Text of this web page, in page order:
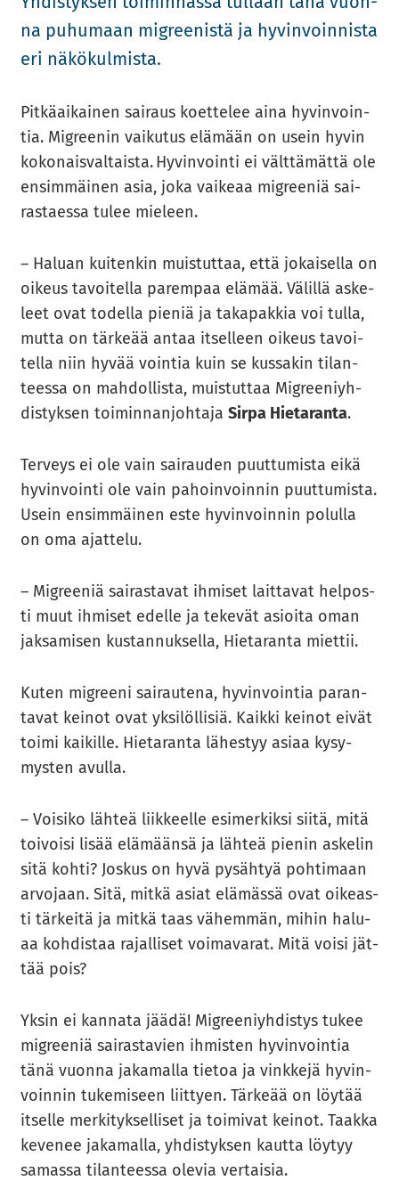
na pu­hu­maan migree­nis­tä ja hy­vin­voin­nis­ta
eri nä­kö­kul­mis­ta.
Pit­kä­ai­kai­nen sai­raus koet­te­lee aina hy­vin­voin­
tia. Migree­nin vai­ku­tus elä­mään on usein hyvin
ko­ko­nais­val­tais­ta. Hy­vin­voin­ti ei vält­tä­mät­tä ole
en­sim­mäi­nen asia, joka vai­ke­aa migree­niä sai­
ras­taes­sa tulee mie­leen.
– Ha­luan kui­ten­kin muis­tut­taa, että jo­kai­sel­la on
oi­keus ta­voi­tel­la pa­rem­paa elä­mää. Vä­lil­lä as­ke­
leet ovat to­del­la pie­niä ja ta­ka­pak­kia voi tulla,
mutta on tär­ke­ää antaa it­sel­leen oi­keus ta­voi­
tel­la niin hyvää voin­tia kuin se kus­sa­kin ti­lan­
tees­sa on mah­dol­lis­ta, muis­tut­taa Migree­niyh­
dis­tyk­sen toi­min­nan­joh­ta­ja Sirpa Hie­ta­ran­ta.
Ter­veys ei ole vain sai­rau­den puut­tu­mis­ta eikä
hy­vin­voin­ti ole vain pa­hoin­voin­nin puut­tu­mis­ta.
Usein en­sim­mäi­nen este hy­vin­voin­nin po­lul­la
on oma ajat­te­lu.
– Migree­niä sai­ras­ta­vat ih­mi­set lait­ta­vat hel­pos­
ti muut ih­mi­set edel­le ja te­ke­vät asioi­ta oman
jak­sa­mi­sen kus­tan­nuk­sel­la, Hie­ta­ran­ta miet­tii.
Kuten migree­ni sai­rau­te­na, hy­vin­voin­tia pa­ran­
ta­vat kei­not ovat yk­si­löl­li­siä. Kaik­ki kei­not eivät
toimi kai­kil­le. Hie­ta­ran­ta lä­hes­tyy asiaa ky­sy­
mys­ten avul­la.
– Voi­si­ko läh­teä liik­keel­le esi­mer­kik­si siitä, mitä
toi­voi­si lisää elä­mään­sä ja läh­teä pie­nin as­ke­lin
sitä kohti? Jos­kus on hyvä py­säh­tyä poh­ti­maan
ar­vo­jaan. Sitä, mitkä asiat elä­mäs­sä ovat oi­keas­
ti tär­kei­tä ja mitkä taas vä­hem­män, mihin ha­lu­
aa koh­dis­taa ra­jal­li­set voi­ma­va­rat. Mitä voisi jät­
tää pois?
Yksin ei kan­na­ta jäädä! Migree­niyh­dis­tys tukee
migree­niä sai­ras­ta­vien ih­mis­ten hy­vin­voin­tia
tänä vuon­na ja­ka­mal­la tie­toa ja vink­ke­jä hy­vin­
voin­nin tu­ke­mi­seen liit­tyen. Tär­ke­ää on löy­tää
it­sel­le mer­ki­tyk­sel­li­set ja toi­mi­vat kei­not. Taak­ka
ke­ve­nee ja­ka­mal­la, yh­dis­tyk­sen kaut­ta löy­tyy
sa­mas­sa ti­lan­tees­sa ole­via ver­tai­sia.